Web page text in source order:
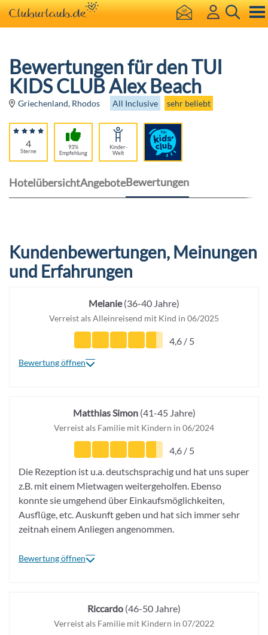
Bewertungen für den TUI
KIDS CLUB Alex Beach
Griechenland, Rhodos All Inclusive sehr beliebt
4
Sterne
93%
Empfehlung
Kinder-
Welt
HotelübersichtAngeboteBewertungen
Kundenbewertungen, Meinungen
und Erfahrungen
Melanie(36-40 Jahre)
Verreist als Alleinreisend mit Kind in 06/2025
4,6 / 5
Bewertung öffnen
Matthias Simon(41-45 Jahre)
Verreist als Familie mit Kindern in 06/2024
4,6 / 5
Die Rezeption ist u.a. deutschsprachig und hat uns super
z.B. mit einem Mietwagen weitergeholfen. Ebenso
konnte sie umgehend über Einkaufsmöglichkeiten,
Ausflüge, etc. Auskunft geben und hat sich immer sehr
zeitnah einem Anliegen angenommen.
Bewertung öffnen
Riccardo (46-50 Jahre)
Verreist als Familie mit Kindern in 07/2022